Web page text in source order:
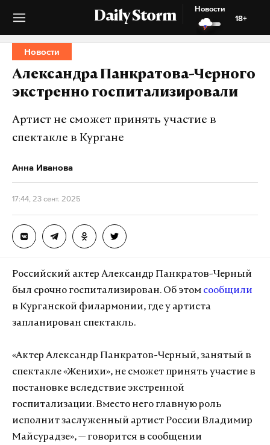
Daily Storm
Новости
18+
Новости
Александра Панкратова-Черного
экстренно госпитализировали
Артист не сможет принять участие в
спектакле в Кургане
Анна Иванова
17:44, 23 сент. 2025
Российский актер Александр Панкратов-Черный
был срочно госпитализирован. Об этом сообщили
в Курганской филармонии, где у артиста
запланирован спектакль.
«Актер Александр Панкратов-Черный, занятый в
спектакле «Женихи», не сможет принять участие в
постановке вследствие экстренной
госпитализации. Вместо него главную роль
исполнит заслуженный артист России Владимир
Майсурадзе», — говорится в сообщении